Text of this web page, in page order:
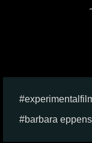
barbara